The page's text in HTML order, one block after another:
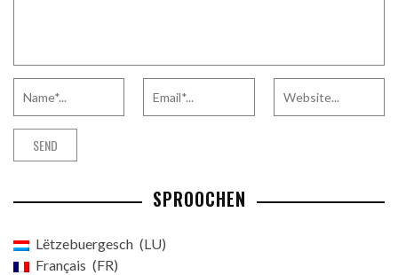
SPROOCHEN
Lëtzebuergesch
LU
Français
FR